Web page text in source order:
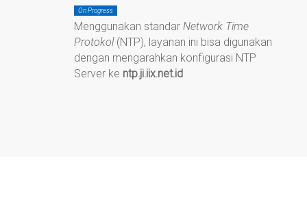
On Progress
Menggunakan standar Network Time
Protokol(NTP), layanan ini bisa digunakan
dengan mengarahkan konfigurasi NTP
Server ke ntp.ji.iix.net.id